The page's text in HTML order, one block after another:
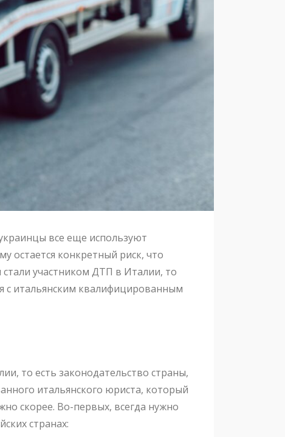
все еще используют
остается конкретный риск, что
участником ДТП в Италии, то
с итальянским квалифицированным
то есть законодательство страны,
итальянского юриста, который
скорее. Во-первых, всегда нужно
странах: